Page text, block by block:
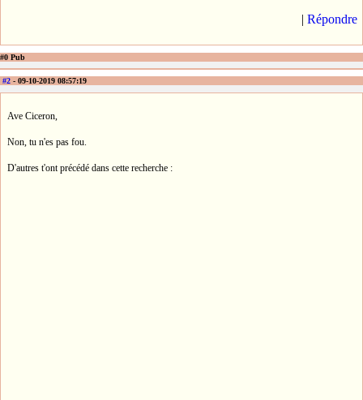
Répondre
#0 Pub
#2 - 09-10-2019 08:57:19
Ave Ciceron,
Non, tu n'es pas fou.
D'autres t'ont précédé dans cette recherche :